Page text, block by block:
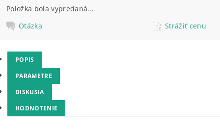
Položka bola vypredaná...
Otázka
Strážiť cenu
POPIS
PARAMETRE
DISKUSIA
HODNOTENIE